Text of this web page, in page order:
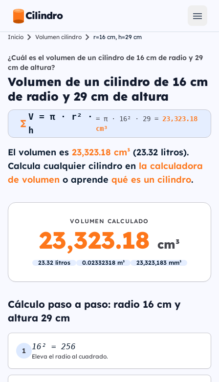
Cilindro
Inicio Volumen cilindro r=16 cm, h=29 cm
¿Cuál es el volumen de un cilindro de 16 cm de radio y 29
cm de altura?
Volumen de un cilindro de 16 cm
de radio y 29 cm de altura
V = π · r² ·
h
= π · 16² · 29 = 23,323.18
cm³
El volumen es 23,323.18 cm³ (23.32 litros).
Calcula cualquier cilindro en la calculadora
de volumen o aprende qué es un cilindro.
VOLUMEN CALCULADO
23,323.18 cm³
23.32 litros 0.02332318 m³ 23,323,183 mm³
Cálculo paso a paso: radio 16 cm y
altura 29 cm
1 16² = 256
Eleva el radio al cuadrado.